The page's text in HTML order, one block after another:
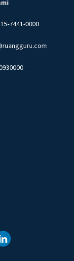
7441-0000